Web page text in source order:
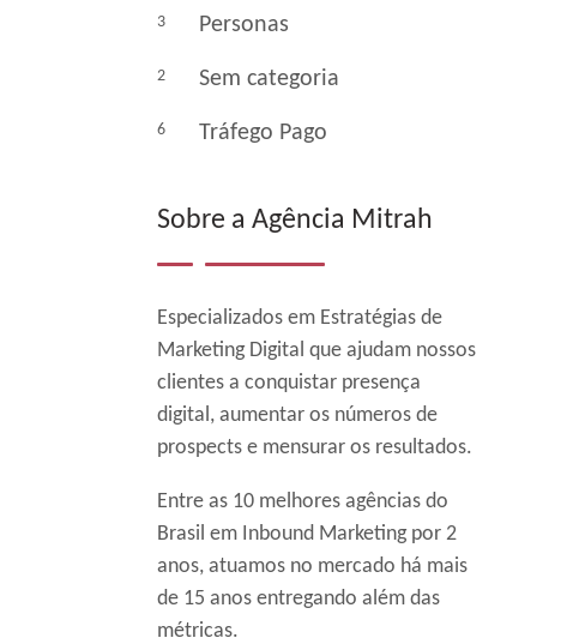
3 Personas
2 Sem categoria
6 Tráfego Pago
Sobre a Agência Mitrah
Especializados em Estratégias de
Marketing Digital que ajudam nossos
clientes a conquistar presença
digital, aumentar os números de
prospects e mensurar os resultados.
Entre as 10 melhores agências do
Brasil em Inbound Marketing por 2
anos, atuamos no mercado há mais
de 15 anos entregando além das
métricas.